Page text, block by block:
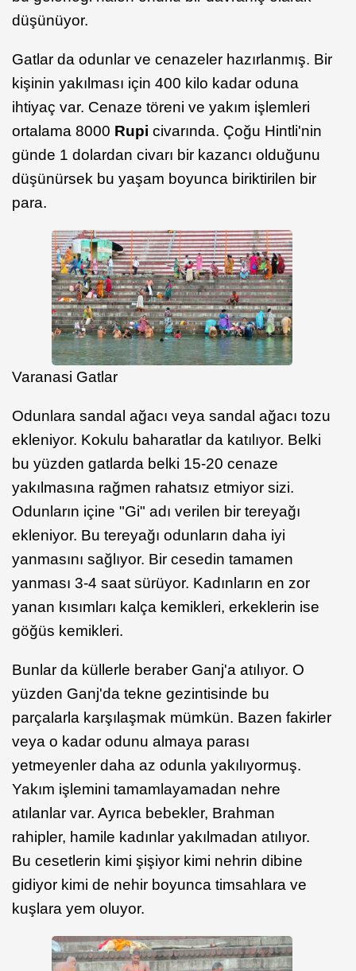
düşünüyor.
Gatlar da odunlar ve cenazeler hazırlanmış. Bir
kişinin yakılması için 400 kilo kadar oduna
ihtiyaç var. Cenaze töreni ve yakım işlemleri
ortalama 8000 Rupi civarında. Çoğu Hintli'nin
günde 1 dolardan civarı bir kazancı olduğunu
düşünürsek bu yaşam boyunca biriktirilen bir
para.
Varanasi Gatlar
Odunlara sandal ağacı veya sandal ağacı tozu
ekleniyor. Kokulu baharatlar da katılıyor. Belki
bu yüzden gatlarda belki 15-20 cenaze
yakılmasına rağmen rahatsız etmiyor sizi.
Odunların içine "Gi" adı verilen bir tereyağı
ekleniyor. Bu tereyağı odunların daha iyi
yanmasını sağlıyor. Bir cesedin tamamen
yanması 3-4 saat sürüyor. Kadınların en zor
yanan kısımları kalça kemikleri, erkeklerin ise
göğüs kemikleri.
Bunlar da küllerle beraber Ganj'a atılıyor. O
yüzden Ganj'da tekne gezintisinde bu
parçalarla karşılaşmak mümkün. Bazen fakirler
veya o kadar odunu almaya parası
yetmeyenler daha az odunla yakılıyormuş.
Yakım işlemini tamamlayamadan nehre
atılanlar var. Ayrıca bebekler, Brahman
rahipler, hamile kadınlar yakılmadan atılıyor.
Bu cesetlerin kimi şişiyor kimi nehrin dibine
gidiyor kimi de nehir boyunca timsahlara ve
kuşlara yem oluyor.